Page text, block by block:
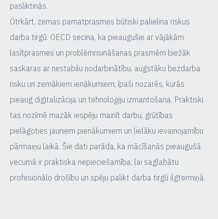
pasliktinās.
Otrkārt, zemas pamatprasmes būtiski palielina riskus
darba tirgū. OECD secina, ka pieaugušie ar vājākām
lasītprasmes un problēmrisināšanas prasmēm biežāk
saskaras ar nestabilu nodarbinātību, augstāku bezdarba
risku un zemākiem ienākumiem, īpaši nozarēs, kurās
pieaug digitalizācija un tehnoloģiju izmantošana. Praktiski
tas nozīmē mazāk iespēju mainīt darbu, grūtības
pielāgoties jauniem pienākumiem un lielāku ievainojamību
pārmaiņu laikā. Šie dati parāda, ka mācīšanās pieaugušā
vecumā ir praktiska nepieciešamība, lai saglabātu
profesionālo drošību un spēju palikt darba tirgū ilgtermiņā.